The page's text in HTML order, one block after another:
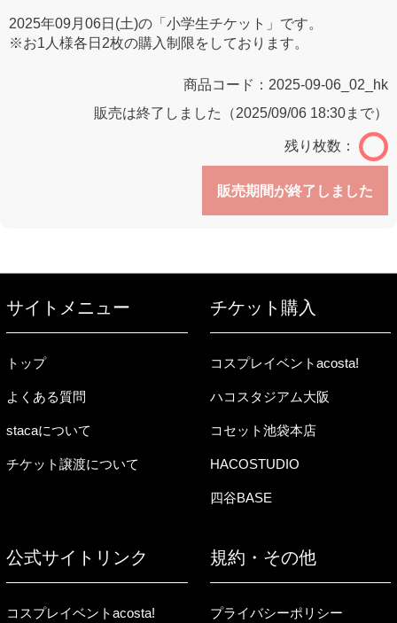
2025年09月06日(土)の「小学生チケット」です。
※お1人様各日2枚の購入制限をしております。
商品コード： 2025-09-06_02_hk
販売は終了しました（2025/09/06 18:30まで）
残り枚数：
販売期間が終了しました
サイトメニュー
トップ
よくある質問
stacaについて
チケット譲渡について
チケット購入
コスプレイベントacosta!
ハコスタジアム大阪
コセット池袋本店
HACOSTUDIO
四谷BASE
公式サイトリンク
コスプレイベントacosta!
規約・その他
プライバシーポリシー